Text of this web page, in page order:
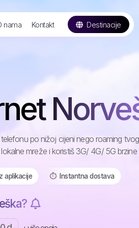
nama Kontakt Destinacije
po nižoj cijeni nego roaming
mreže i koristiš 3G/ 4G/ 5G
aplikacije ⏱️️ Instantna dostava